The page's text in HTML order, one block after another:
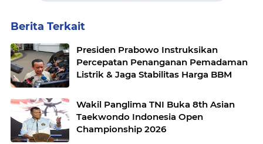
Berita Terkait
Presiden Prabowo Instruksikan
Percepatan Penanganan Pemadaman
Listrik & Jaga Stabilitas Harga BBM
Wakil Panglima TNI Buka 8th Asian
Taekwondo Indonesia Open
Championship 2026